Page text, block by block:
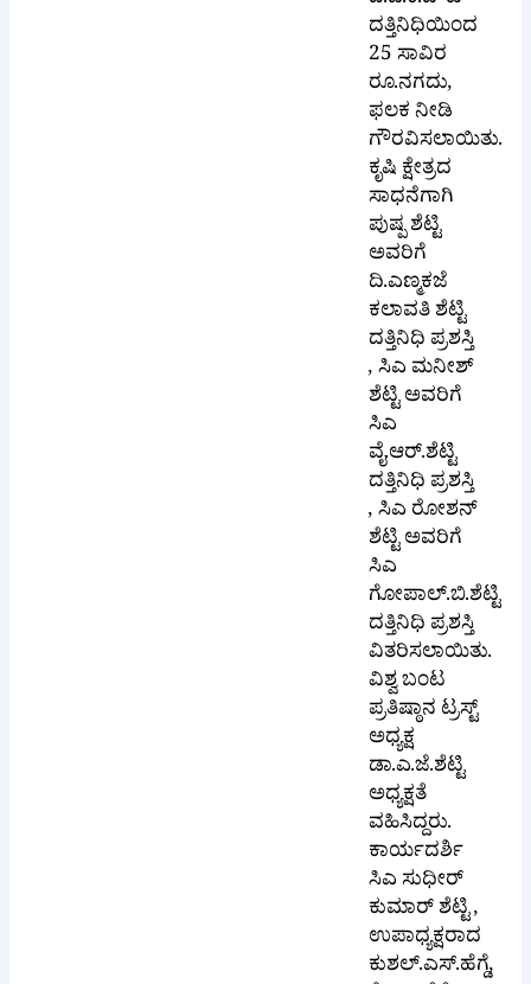
ದತ್ತಿನಿಧಿಯಿಂದ
25 ಸಾವಿರ
ರೂ.ನಗದು,
ಫಲಕ ನೀಡಿ
ಗೌರವಿಸಲಾಯಿತು.
ಕೃಷಿ ಕ್ಷೇತ್ರದ
ಸಾಧನೆಗಾಗಿ
ಪುಷ್ಪ ಶೆಟ್ಟಿ
ಅವರಿಗೆ
ದಿ.ಎಣ್ಮಕಜೆ
ಕಲಾವತಿ ಶೆಟ್ಟಿ
ದತ್ತಿನಿಧಿ ಪ್ರಶಸ್ತಿ
, ಸಿಎ ಮನೀಶ್
ಶೆಟ್ಟಿ ಅವರಿಗೆ
ಸಿಎ
ವೈ.ಆರ್.ಶೆಟ್ಟಿ
ದತ್ತಿನಿಧಿ ಪ್ರಶಸ್ತಿ
, ಸಿಎ ರೋಶನ್
ಶೆಟ್ಟಿ ಅವರಿಗೆ
ಸಿಎ
ಗೋಪಾಲ್.ಬಿ.ಶೆಟ್ಟಿ
ದತ್ತಿನಿಧಿ ಪ್ರಶಸ್ತಿ
ವಿತರಿಸಲಾಯಿತು.
ವಿಶ್ವ ಬಂಟ
ಪ್ರತಿಷ್ಠಾನ ಟ್ರಸ್ಟ್
ಅಧ್ಯಕ್ಷ
ಡಾ.ಎ.ಜೆ.ಶೆಟ್ಟಿ
ಅಧ್ಯಕ್ಷತೆ
ವಹಿಸಿದ್ದರು.
ಕಾರ್ಯದರ್ಶಿ
ಸಿಎ ಸುಧೀರ್
ಕುಮಾರ್ ಶೆಟ್ಟಿ ,
ಉಪಾಧ್ಯಕ್ಷರಾದ
ಕುಶಲ್.ಎಸ್.ಹೆಗ್ಡೆ,